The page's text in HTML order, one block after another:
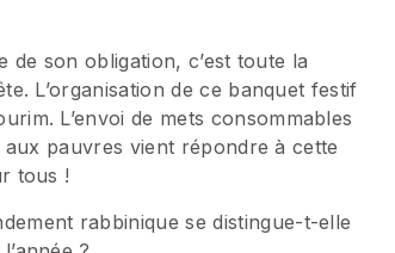
son obligation, c’est toute la
L’organisation de ce banquet festif
L’envoi de mets consommables
aux pauvres vient répondre à cette
tous !
rabbinique se distingue-t-elle